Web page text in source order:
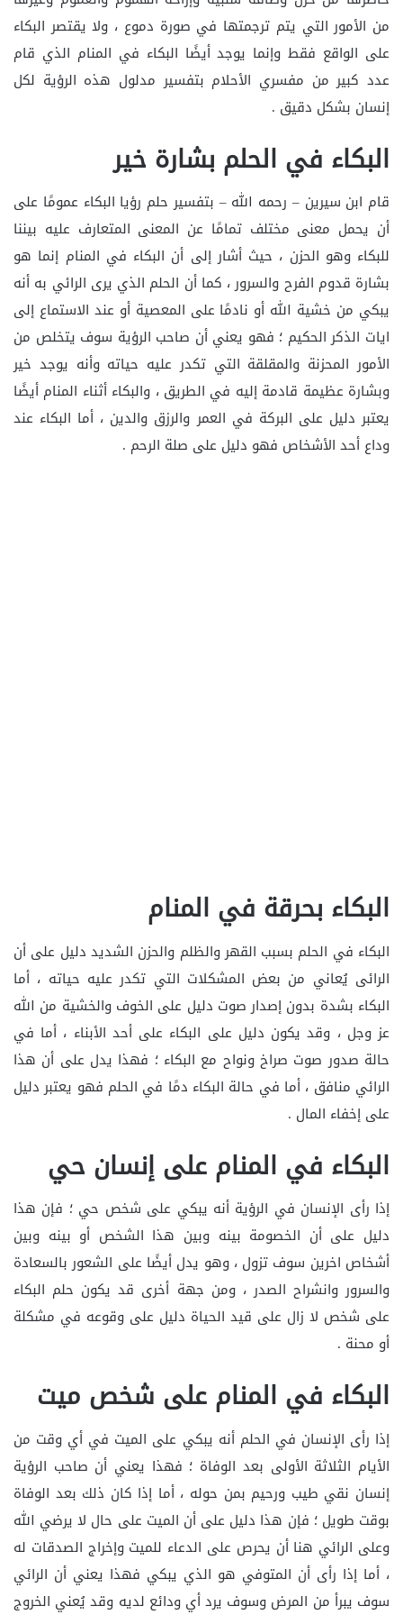
من الأمور التي يتم ترجمتها في صورة دموع ، ولا يقتصر البكاء
على الواقع فقط وإنما يوجد أيضًا البكاء في المنام الذي قام
عدد كبير من مفسري الأحلام بتفسير مدلول هذه الرؤية لكل
إنسان بشكل دقيق .
البكاء في الحلم بشارة خير
قام ابن سيرين – رحمه الله – بتفسير حلم رؤيا البكاء عمومًا على
أن يحمل معنى مختلف تمامًا عن المعنى المتعارف عليه بيننا
للبكاء وهو الحزن ، حيث أشار إلى أن البكاء في المنام إنما هو
بشارة قدوم الفرح والسرور ، كما أن الحلم الذي يرى الرائي به أنه
يبكي من خشية الله أو نادمًا على المعصية أو عند الاستماع إلى
ايات الذكر الحكيم ؛ فهو يعني أن صاحب الرؤية سوف يتخلص من
الأمور المحزنة والمقلقة التي تكدر عليه حياته وأنه يوجد خير
وبشارة عظيمة قادمة إليه في الطريق ، والبكاء أثناء المنام أيضًا
يعتبر دليل على البركة في العمر والرزق والدين ، أما البكاء عند
وداع أحد الأشخاص فهو دليل على صلة الرحم .
البكاء بحرقة في المنام
البكاء في الحلم بسبب القهر والظلم والحزن الشديد دليل على أن
الرائى يُعاني من بعض المشكلات التي تكدر عليه حياته ، أما
البكاء بشدة بدون إصدار صوت دليل على الخوف والخشية من الله
عز وجل ، وقد يكون دليل على البكاء على أحد الأبناء ، أما في
حالة صدور صوت صراخ ونواح مع البكاء ؛ فهذا يدل على أن هذا
الرائي منافق ، أما في حالة البكاء دمًا في الحلم فهو يعتبر دليل
على إخفاء المال .
البكاء في المنام على إنسان حي
إذا رأى الإنسان في الرؤية أنه يبكي على شخص حي ؛ فإن هذا
دليل على أن الخصومة بينه وبين هذا الشخص أو بينه وبين
أشخاص اخرين سوف تزول ، وهو يدل أيضًا على الشعور بالسعادة
والسرور وانشراح الصدر ، ومن جهة أخرى قد يكون حلم البكاء
على شخص لا زال على قيد الحياة دليل على وقوعه في مشكلة
أو محنة .
البكاء في المنام على شخص ميت
إذا رأى الإنسان في الحلم أنه يبكي على الميت في أي وقت من
الأيام الثلاثة الأولى بعد الوفاة ؛ فهذا يعني أن صاحب الرؤية
إنسان نقي طيب ورحيم بمن حوله ، أما إذا كان ذلك بعد الوفاة
بوقت طويل ؛ فإن هذا دليل على أن الميت على حال لا يرضي الله
وعلى الرائي هنا أن يحرص على الدعاء للميت وإخراج الصدقات له
، أما إذا رأى أن المتوفي هو الذي يبكي فهذا يعني أن الرائي
سوف يبرأ من المرض وسوف يرد أي ودائع لديه وقد يُعني الخروج